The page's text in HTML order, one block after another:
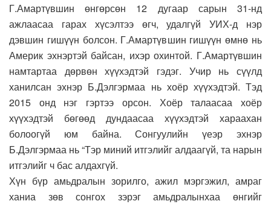
Г.Амартүвшин өнгөрсөн 12 дугаар сарын 31-нд
ажлаасаа гарах хүсэлтээ өгч, удалгүй УИХ-д нэр
дэвшин гишүүн болсон. Г.Амартүвшин гишүүн өмнө нь
Америк эхнэртэй байсан, ихэр охинтой. Г.Амартүвшин
намтартаа дөрвөн хүүхэдтэй гэдэг. Учир нь сүүлд
ханилсан эхнэр Б.Дэлгэрмаа нь хоёр хүүхэдтэй. Тэд
2015 онд нэг гэртээ орсон. Хоёр талаасаа хоёр
хүүхэдтэй бөгөөд дундаасаа хүүхэдтэй хараахан
болоогүй юм байна. Сонгуулийн үеэр эхнэр
Б.Дэлгэрмаа нь “Тэр миний итгэлийг алдаагүй, та нарын
итгэлийг ч бас алдахгүй.
Хүн бүр амьдралын зорилго, ажил мэргэжил, амраг
ханиа зөв сонгох зэрэг амьдралынхаа өнгийг